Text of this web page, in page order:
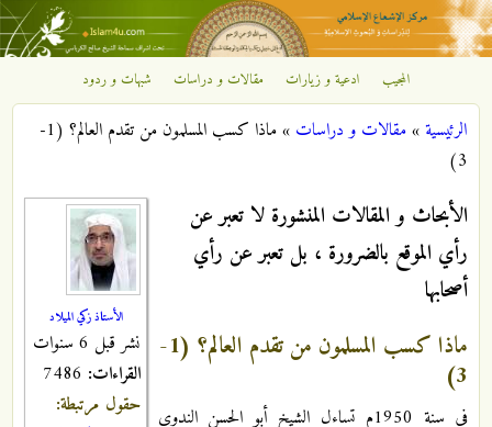
تجاوز إلى المحتوى الرئيسي
مركز
الإشعاع
الإسلامي
المجيب ادعية و زيارات مقالات و دراسات شبهات و ردود
أنت هنا
الرئيسية»مقالات و دراسات »
ماذا كسب المسلمون من تقدم العالم؟ (1-
3)
الأستاذ زكي الميلاد
نشر قبل 6 سنوات
القراءات:
حقول مرتبطة:
الأبحاث و المقالات المنشورة لا تعبر عن
رأي الموقع بالضرورة ، بل تعبر عن رأي
أصحابها
ماذا كسب المسلمون من تقدم العالم؟ (1-
3)
في سنة 1950م تساءل الشيخ أبو الحسن الندوي